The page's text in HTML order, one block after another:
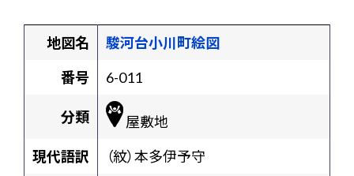
地図名
駿河台小川町絵図
番号
6-011
分類
屋敷地
現代語訳
（紋）本多伊予守